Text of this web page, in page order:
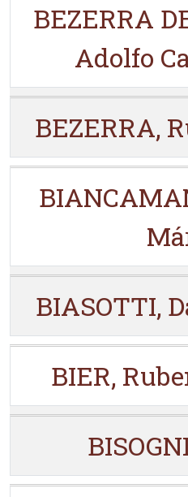
BEZERRA
Adolfo
BEZERRA,
BIASOTTI,
BIER,